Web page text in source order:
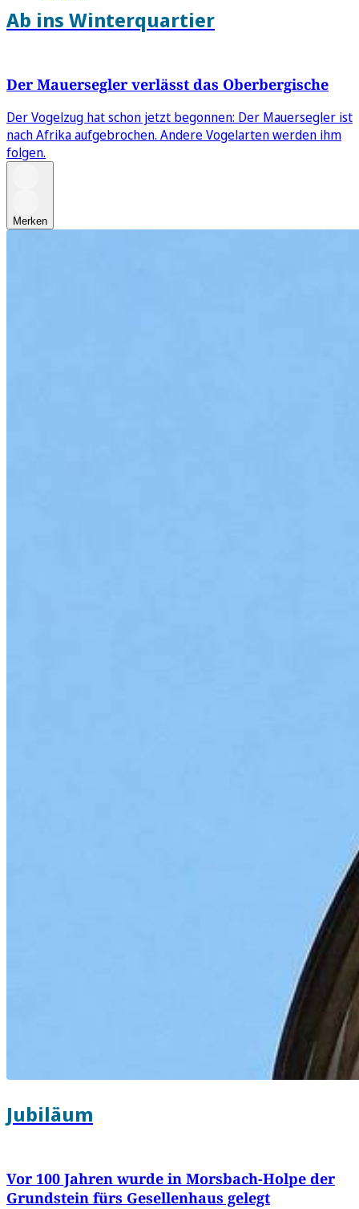
Ab ins Winterquartier
Der Mauersegler verlässt das Oberbergische
Der Vogelzug hat schon jetzt begonnen: Der Mauersegler ist
nach Afrika aufgebrochen. Andere Vogelarten werden ihm
folgen.
Merken
Jubiläum
Vor 100 Jahren wurde in Morsbach-Holpe der
Grundstein fürs Gesellenhaus gelegt